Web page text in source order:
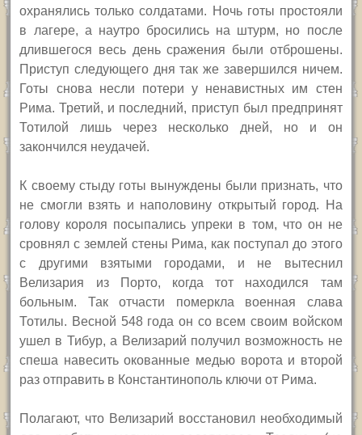
охранялись только солдатами. Ночь готы простояли
в лагере, а наутро бросились на штурм, но после
длившегося весь день сражения были отброшены.
Приступ следующего дня так же завершился ничем.
Готы снова несли потери у ненавистных им стен
Рима. Третий, и последний, приступ был предпринят
Тотилой лишь через несколько дней, но и он
закончился неудачей.
К своему стыду готы вынуждены были признать, что
не смогли взять и наполовину открытый город. На
голову короля посыпались упреки в том, что он не
сровнял с землей стены Рима, как поступал до этого
с другими взятыми городами, и не вытеснил
Велизария из Порто, когда тот находился там
больным. Так отчасти померкла военная слава
Тотилы. Весной 548 года он со всем своим войском
ушел в Тибур, а Велизарий получил возможность не
спеша навесить окованные медью ворота и второй
раз отправить в Константинополь ключи от Рима.
Полагают, что Велизарий восстановил необходимый